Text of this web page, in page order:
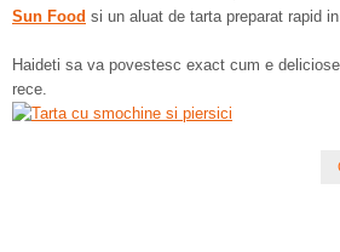
Sun Food si un aluat de tarta preparat rapid
Haideti sa va povestesc exact cum e
rece.